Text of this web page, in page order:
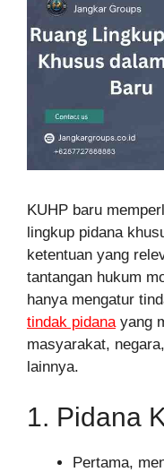
KUHP baru
lingkup pidana
ketentuan yang
tantangan hukum
hanya mengatur
tindak pidanayang
masyarakat,
lainnya.
1. Pidana
Pertama,